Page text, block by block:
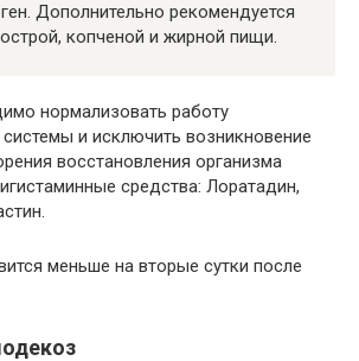
Дополнительно рекомендуется
копченой и жирной пищи.
нормализовать работу
и исключить возникновение
восстановления организма
средства: Лоратадин,
меньше на вторые сутки после